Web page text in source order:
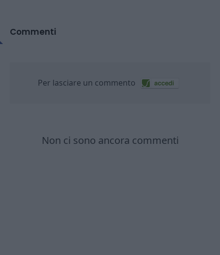
Commenti